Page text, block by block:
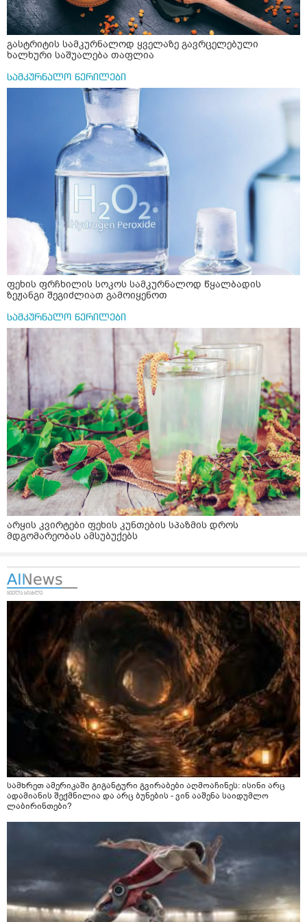
არვიცი ბოდიში ცოყა არულად მიწერია
გასტრიტის სამკურნალოდ ყველაზე გავრცელებული
ხალხური საშუალება თაფლია
სამკურნალო წერილები
ფეხის ფრჩხილის სოკოს სამკურნალოდ წყალბადის
ზეჟანგი შეგიძლიათ გამოიყენოთ
სამკურნალო წერილები
არყის კვირტები ფეხის კუნთების სპაზმის დროს
მდგომარეობას ამსუბუქებს
სამხრეთ ამერიკაში გიგანტური გვირაბები აღმოაჩინეს: ისინი არც
ადამიანის შექმნილია და არც ბუნების - ვინ ააშენა საიდუმლო
ლაბირინთები?